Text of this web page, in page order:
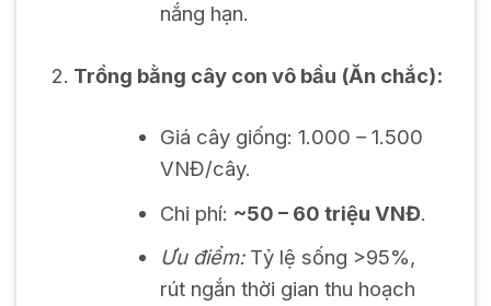
nắng hạn.
Trồng bằng cây con vô bầu (Ăn chắc):
Giá cây giống: 1.000 – 1.500
VNĐ/cây.
Chi phí: ~50 – 60 triệu VNĐ.
Ưu điểm:Tỷ lệ sống >95%,
rút ngắn thời gian thu hoạch